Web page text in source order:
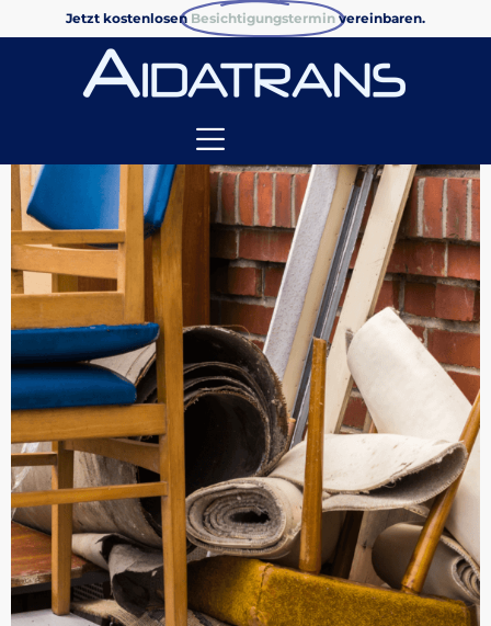
Jetzt kostenlosen Besichtigungstermin vereinbaren.